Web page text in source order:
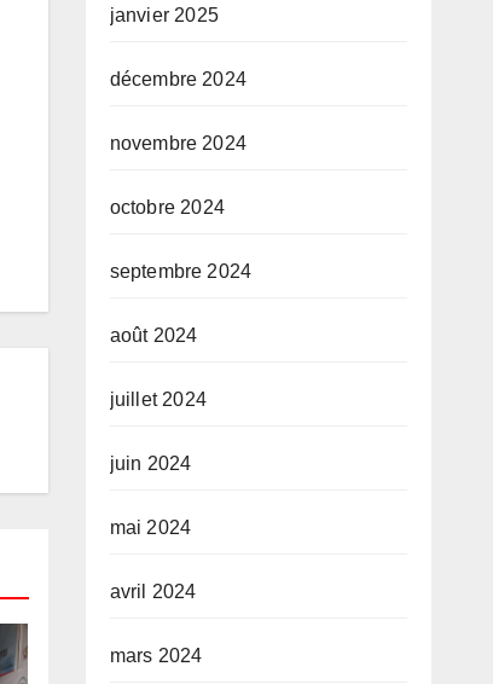
janvier 2025
décembre 2024
novembre 2024
octobre 2024
septembre 2024
août 2024
juillet 2024
juin 2024
mai 2024
avril 2024
mars 2024